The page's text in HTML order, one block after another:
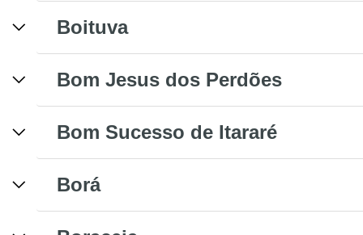
Boituva
Bom Jesus dos Perdões
Bom Sucesso de Itararé
Borá